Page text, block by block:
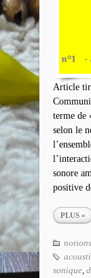
Article
terme de
selon le
sonore
positive
PLUS »
notions
sonique,